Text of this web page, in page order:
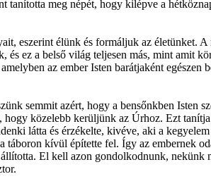
meg népét, hogy kilépve a
eszerint élünk és formáljuk az életünket.
ez a belső világ teljesen más, mint amit
az ember Isten barátjaként egészen
semmit azért, hogy a bensőnkben Isten
közelebb kerüljünk az Úrhoz. Ezt
látta és érzékelte, kivéve, aki a
kívül építette fel. Így az embernek
El kell azon gondolkodnunk,